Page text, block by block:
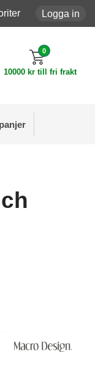
Logga in
0
10000 kr till fri frakt